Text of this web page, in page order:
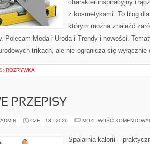
charakter inspiracyjny i
z kosmetykami. To blog
którym można znaleźć
Polecam Moda i Uroda i Trendy i nowości.
trikach, ale nie ogranicza się
ROZRYWKA
PRZEPISY
CZE - 18 - 2026 MOŻLIWOŚĆ
Spalarnia kalorii –